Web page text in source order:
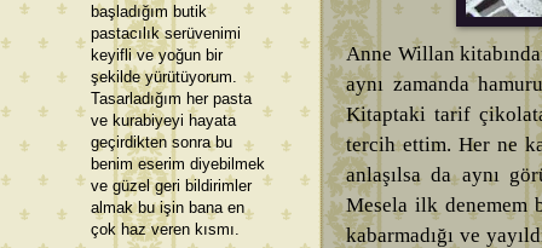
Anne Willan
aynı zamanda
Kitaptaki tarif
tercih ettim. Her ne
anlaşılsa da aynı
Mesela ilk denemem
kabarmadığı ve
başladığım butik
pastacılık serüvenimi
keyifli ve yoğun bir
şekilde yürütüyorum.
Tasarladığım her pasta
ve kurabiyeyi hayata
geçirdikten sonra bu
benim eserim diyebilmek
ve güzel geri bildirimler
almak bu işin bana en
çok haz veren kısmı.